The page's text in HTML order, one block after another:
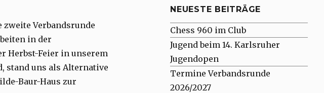
zweite Verbandsrunde
in der
Herbst-Feier in unserem
stand uns als Alternative
Baur-Haus zur
NEUESTE BEITRÄGE
Chess 960 im Club
Jugend beim 14. Karlsruher
Jugendopen
Termine Verbandsrunde
2026/2027